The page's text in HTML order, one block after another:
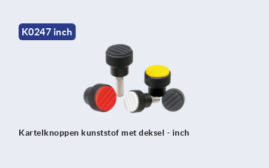
K0247 inch
Kartelknoppen kunststof met deksel - inch